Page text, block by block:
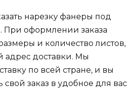
нарезку фанеры под
При оформлении заказа
и количество листов,
адрес доставки. Мы
по всей стране, и вы
свой заказ в удобное для вас